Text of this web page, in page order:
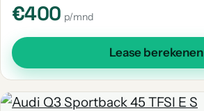
€400 p/mnd
Lease berekenen